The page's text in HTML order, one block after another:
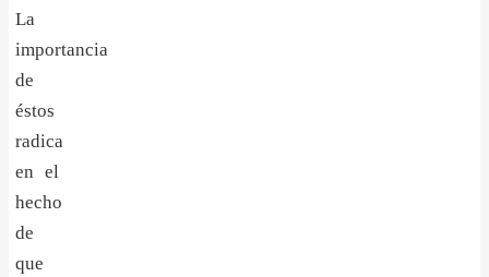
La
importancia
de
éstos
radica
en el
hecho
de
que